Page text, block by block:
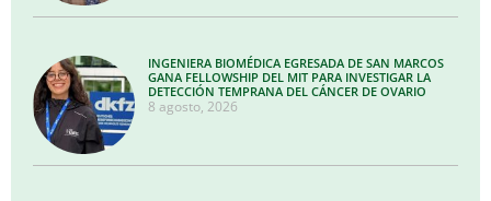
INGENIERA BIOMÉDICA EGRESADA DE SAN MARCOS
GANA FELLOWSHIP DEL MIT PARA INVESTIGAR LA
DETECCIÓN TEMPRANA DEL CÁNCER DE OVARIO
8 agosto, 2026